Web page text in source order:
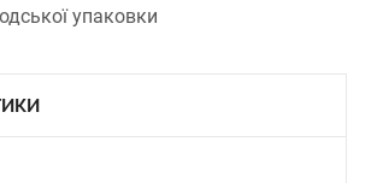
упаковки